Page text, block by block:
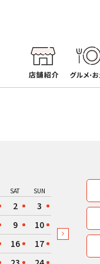
SAT SUN
2
3
9
10
16
17